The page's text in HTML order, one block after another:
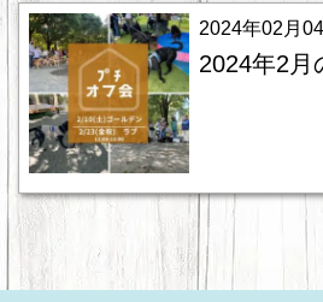
2024年02月
2024年2月